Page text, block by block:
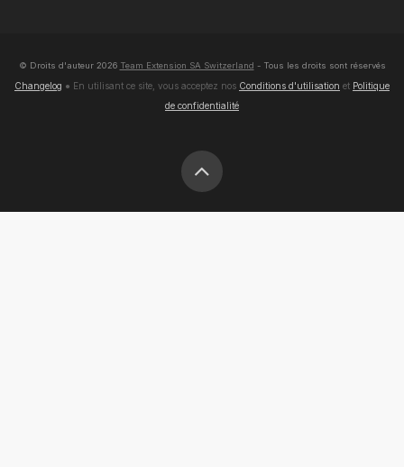
© Droits d'auteur 2026 Team Extension SA Switzerland - Tous les droits sont réservés
Changelog ● En utilisant ce site, vous acceptez nos Conditions d'utilisation et Politique
de confidentialité